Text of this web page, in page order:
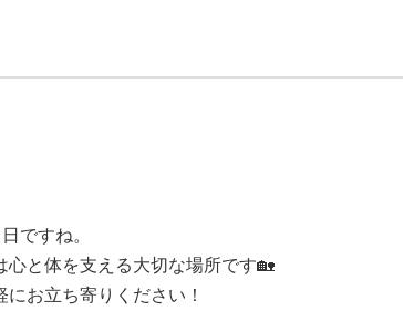
ですね。
と体を支える大切な場所です🏡
お立ち寄りください！